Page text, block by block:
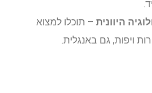
היוונית– תוכלו למצוא
גם באנגלית.